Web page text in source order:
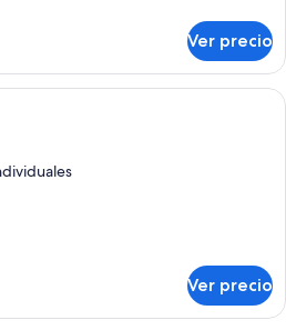
Ver precio
Habitación doble | Minibar, caja de
Ver precio